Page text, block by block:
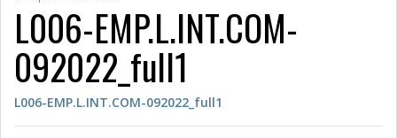
L006-EMP.L.INT.COM-
092022_full1
L006-EMP.L.INT.COM-092022_full1